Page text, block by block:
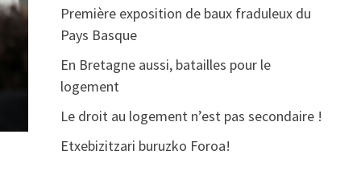
Première exposition de baux fraduleux du
Pays Basque
En Bretagne aussi, batailles pour le
logement
Le droit au logement n’est pas secondaire !
Etxebizitzari buruzko Foroa!